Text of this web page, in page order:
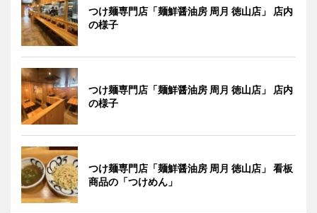
つけ麺専門店「麺鮮醤油房 周月 徳山店」 店内
の様子
つけ麺専門店「麺鮮醤油房 周月 徳山店」 店内
の様子
つけ麺専門店「麺鮮醤油房 周月 徳山店」 看板
商品の「つけめん」